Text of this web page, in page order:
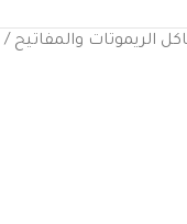
الريموتات والمفاتيح